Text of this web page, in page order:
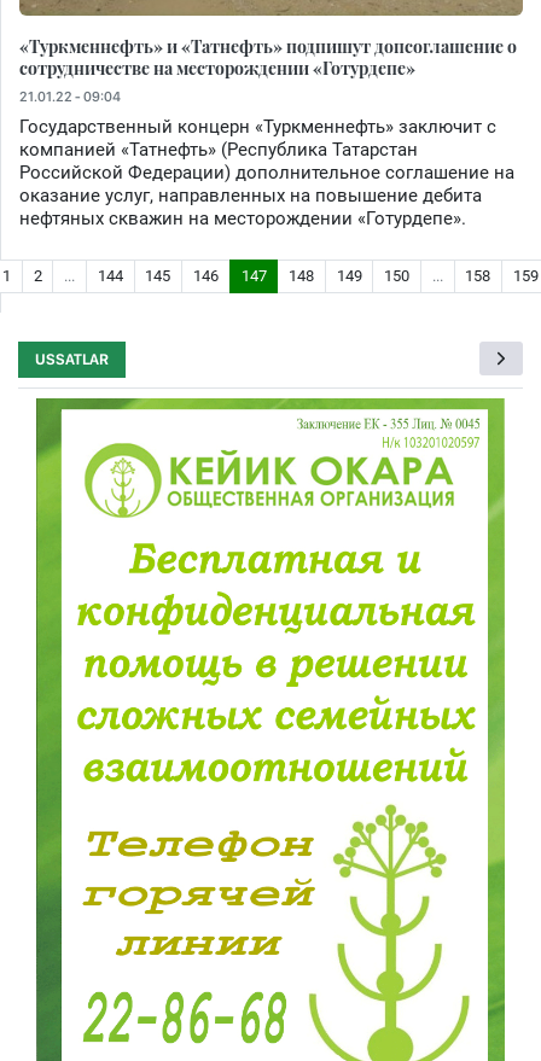
«Туркменнефть» и «Татнефть» подпишут допсоглашение о
сотрудничестве на месторождении «Готурдепе»
21.01.22 - 09:04
Государственный концерн «Туркменнефть» заключит с
компанией «Татнефть» (Республика Татарстан
Российской Федерации) дополнительное соглашение на
оказание услуг, направленных на повышение дебита
нефтяных скважин на месторождении «Готурдепе».
1 2 ... 144 145 146 147 148 149 150 ... 158 159
USSATLAR